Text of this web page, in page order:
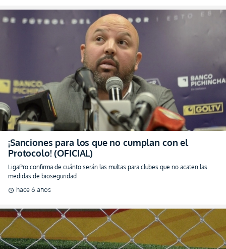
¡Sanciones para los que no cumplan con el
Protocolo! (OFICIAL)
LigaPro confirma de cuánto serán las multas para clubes que no acaten las
medidas de bioseguridad
schedule hace 6 años